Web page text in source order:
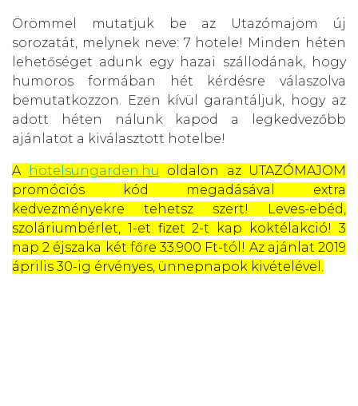
Örömmel mutatjuk be az Utazómajom új
sorozatát, melynek neve: 7 hotele! Minden héten
lehetőséget adunk egy hazai szállodának, hogy
humoros formában hét kérdésre válaszolva
bemutatkozzon. Ezen kívül garantáljuk, hogy az
adott héten nálunk kapod a legkedvezőbb
ajánlatot a kiválasztott hotelbe!
A hotelsungarden.hu oldalon az UTAZÓMAJOM
promóciós kód megadásával extra
kedvezményekre tehetsz szert! Leves-ebéd,
szoláriumbérlet, 1-et fizet 2-t kap koktélakció! 3
nap 2 éjszaka két főre 33.900 Ft-tól! Az ajánlat 2019
április 30-ig érvényes, ünnepnapok kivételével.